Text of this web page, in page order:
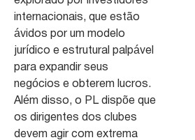
internacionais, que estão
ávidos por um modelo
jurídico e estrutural palpável
para expandir seus
negócios e obterem lucros.
Além disso, o PL dispõe que
os dirigentes dos clubes
devem agir com extrema